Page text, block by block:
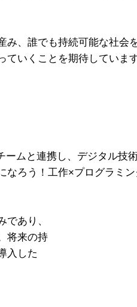
、誰でも持続可能な社会
いくことを期待しています
ムと連携し、デジタル技
ろう！工作×プログラミ
あり、
将来の持
入した